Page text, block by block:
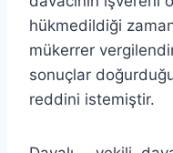
hükmedildiği
mükerrer
sonuçlar
reddini istemiştir.